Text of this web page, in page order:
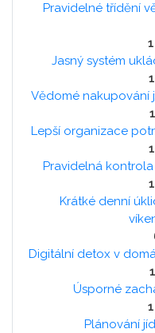
Pravidelné třídění
Jasný systém
Vědomé nakupování
Lepší organizace
Pravidelná
Krátké denní
Digitální detox v
Úsporné
Plánování